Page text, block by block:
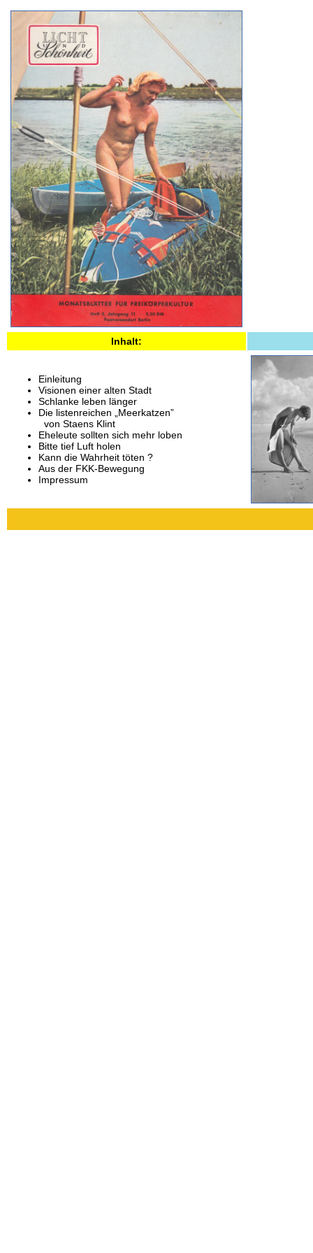
Inhalt:
Einleitung
Visionen einer alten Stadt
Schlanke leben länger
Die listenreichen „Meerkatzen”
von Staens Klint
Eheleute sollten sich mehr loben
Bitte tief Luft holen
Kann die Wahrheit töten ?
Aus der FKK-Bewegung
Impressum